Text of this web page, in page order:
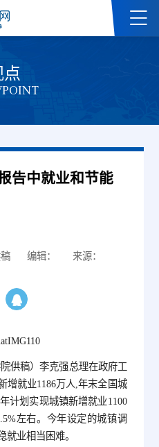
点
告中就业和节能
编辑： 来源：
供稿）李克强总理在政府工
增就业1186万人,年末全国城
计划实现城镇新增就业1100
左右。今年设定的城镇调
就业相当困难。